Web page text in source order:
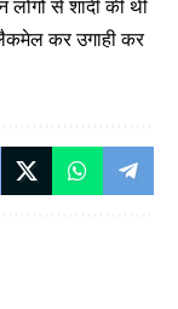
लोगों से शादी की थी
कर उगाही कर